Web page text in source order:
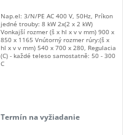
Nap.el: 3/N/PE AC 400 V, 50Hz, Príkon
jedné trouby: 8 kW 2x(2 x 2 kW)
Vonkajší rozmer (š x hl x v v mm) 900 x
850 x 1165 Vnútorný rozmer rúry:(š x
hl x v v mm) 540 x 700 x 280, Regulacia
(C) - každé teleso samostatně: 50 - 300
C
Termín na vyžiadanie